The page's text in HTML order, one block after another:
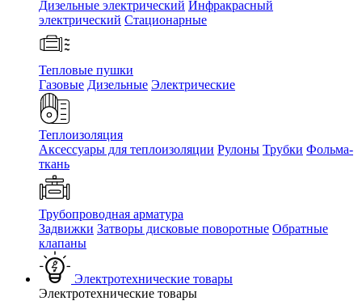
Дизельные электрический Инфракрасный
электрический Стационарные
Тепловые пушки
Газовые Дизельные Электрические
Теплоизоляция
Аксессуары для теплоизоляции Рулоны Трубки Фольма-
ткань
Трубопроводная арматура
Задвижки Затворы дисковые поворотные Обратные
клапаны
Электротехнические товары
Электротехнические товары